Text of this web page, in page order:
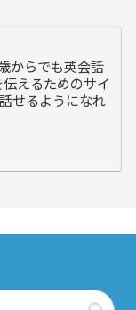
からでも英会話
えるためのサイ
せるようになれ